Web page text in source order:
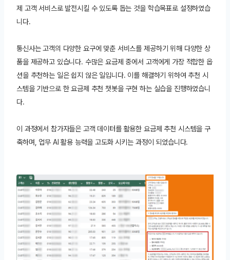
제 고객 서비스로 발전시킬 수 있도록 돕는 것을 학습목표로 설정하였습
니다.
통신사는 고객의 다양한 요구에 맞춘 서비스를 제공하기 위해 다양한 상
품을 제공하고 있습니다. 수많은 요금제 중에서 고객에게 가장 적합한 옵
션을 추천하는 일은 쉽지 않은 일입니다. 이를 해결하기 위하여 추천 시
스템을 기반으로 한 요금제 추천 챗봇을 구현 하는 실습을 진행하였습니
다.
이 과정에서 참가자들은 고객 데이터를 활용한 요금제 추천 시스템을 구
축하며, 업무 AI 활용 능력을 고도화 시키는 과정이 되었습니다.